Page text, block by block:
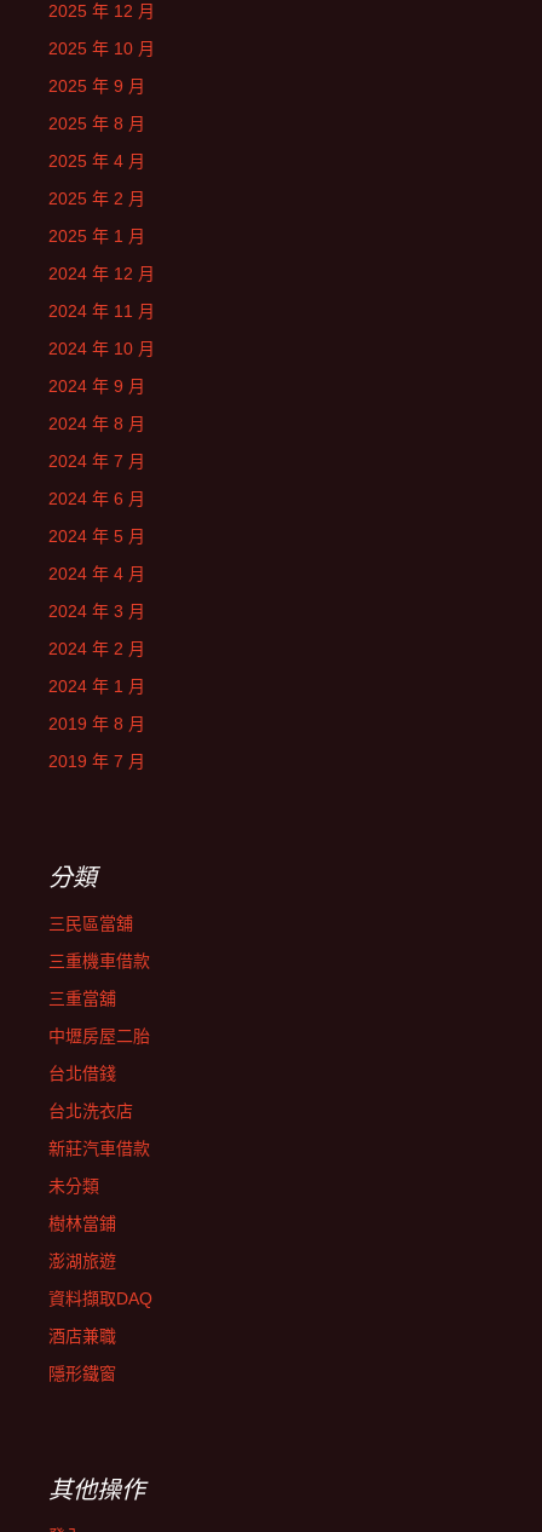
2025 年 12 月
2025 年 10 月
2025 年 9 月
2025 年 8 月
2025 年 4 月
2025 年 2 月
2025 年 1 月
2024 年 12 月
2024 年 11 月
2024 年 10 月
2024 年 9 月
2024 年 8 月
2024 年 7 月
2024 年 6 月
2024 年 5 月
2024 年 4 月
2024 年 3 月
2024 年 2 月
2024 年 1 月
2019 年 8 月
2019 年 7 月
分類
三民區當舖
三重機車借款
三重當舖
中壢房屋二胎
台北借錢
台北洗衣店
新莊汽車借款
未分類
樹林當鋪
澎湖旅遊
資料擷取DAQ
酒店兼職
隱形鐵窗
其他操作